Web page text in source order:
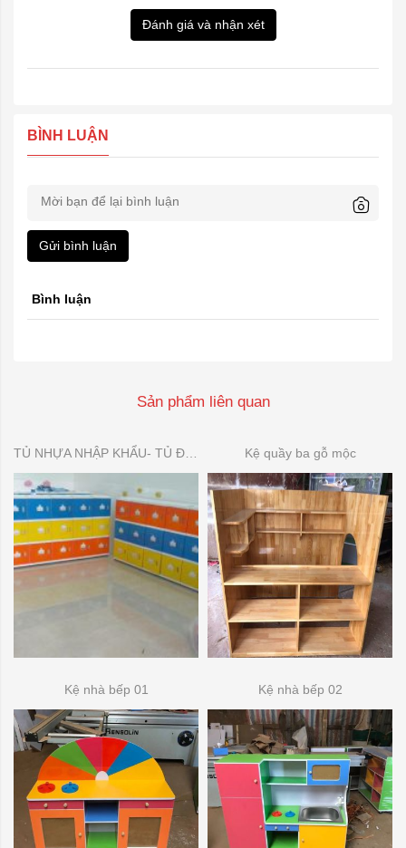
Đánh giá và nhận xét
BÌNH LUẬN
Gửi bình luận
Bình luận
Sản phẩm liên quan
Kệ quầy ba gỗ mộc
Kệ nhà bếp 01 Kệ nhà bếp 02